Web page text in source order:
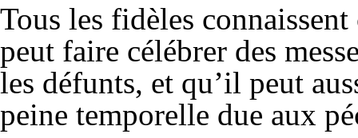
Tous les fidèles
peut faire célébrer des
les défunts, et qu’il peut
peine temporelle due aux